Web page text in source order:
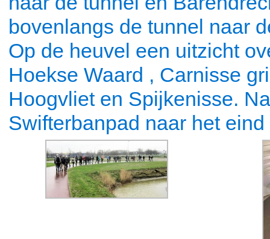
bovenlangs de tunnel naar
Op de heuvel een uitzicht
Hoekse Waard , Carnisse
Hoogvliet en Spijkenisse.
Swifterbanpad naar het eind